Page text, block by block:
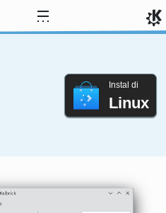
Instal di
Linux